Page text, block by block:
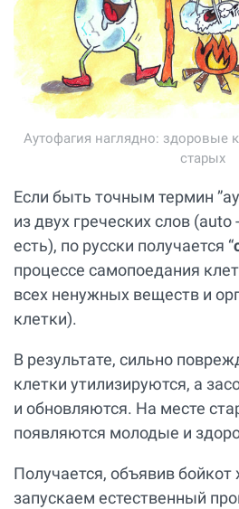
Аутофагия наглядно: здоровые
старых
Если быть точным термин
из двух греческих слов (auto
есть), по русски получается “
процессе самопоедания
всех ненужных веществ и
клетки).
В результате, сильно
клетки утилизируются, а
и обновляются. На месте
появляются молодые и
Получается, объявив
запускаем естественный